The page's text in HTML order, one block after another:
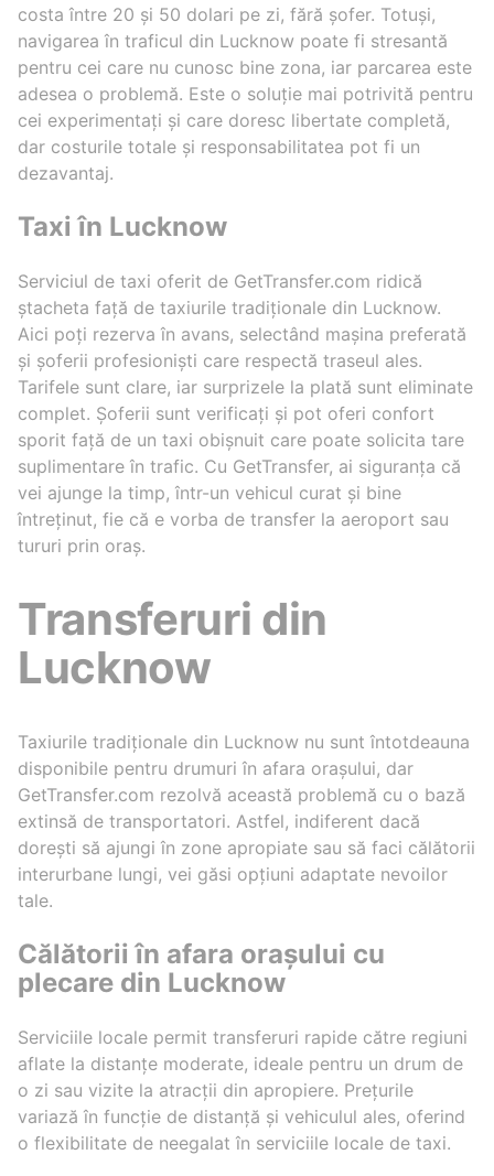
costa între 20 și 50 dolari pe zi, fără șofer. Totuși,
navigarea în traficul din Lucknow poate fi stresantă
pentru cei care nu cunosc bine zona, iar parcarea este
adesea o problemă. Este o soluție mai potrivită pentru
cei experimentați și care doresc libertate completă,
dar costurile totale și responsabilitatea pot fi un
dezavantaj.
Taxi în Lucknow
Serviciul de taxi oferit de GetTransfer.com ridică
ștacheta față de taxiurile tradiționale din Lucknow.
Aici poți rezerva în avans, selectând mașina preferată
și șoferii profesioniști care respectă traseul ales.
Tarifele sunt clare, iar surprizele la plată sunt eliminate
complet. Șoferii sunt verificați și pot oferi confort
sporit față de un taxi obișnuit care poate solicita tare
suplimentare în trafic. Cu GetTransfer, ai siguranța că
vei ajunge la timp, într-un vehicul curat și bine
întreținut, fie că e vorba de transfer la aeroport sau
tururi prin oraș.
Transferuri din
Lucknow
Taxiurile tradiționale din Lucknow nu sunt întotdeauna
disponibile pentru drumuri în afara orașului, dar
GetTransfer.com rezolvă această problemă cu o bază
extinsă de transportatori. Astfel, indiferent dacă
dorești să ajungi în zone apropiate sau să faci călătorii
interurbane lungi, vei găsi opțiuni adaptate nevoilor
tale.
Călătorii în afara orașului cu
plecare din Lucknow
Serviciile locale permit transferuri rapide către regiuni
aflate la distanțe moderate, ideale pentru un drum de
o zi sau vizite la atracții din apropiere. Prețurile
variază în funcție de distanță și vehiculul ales, oferind
o flexibilitate de neegalat în serviciile locale de taxi.